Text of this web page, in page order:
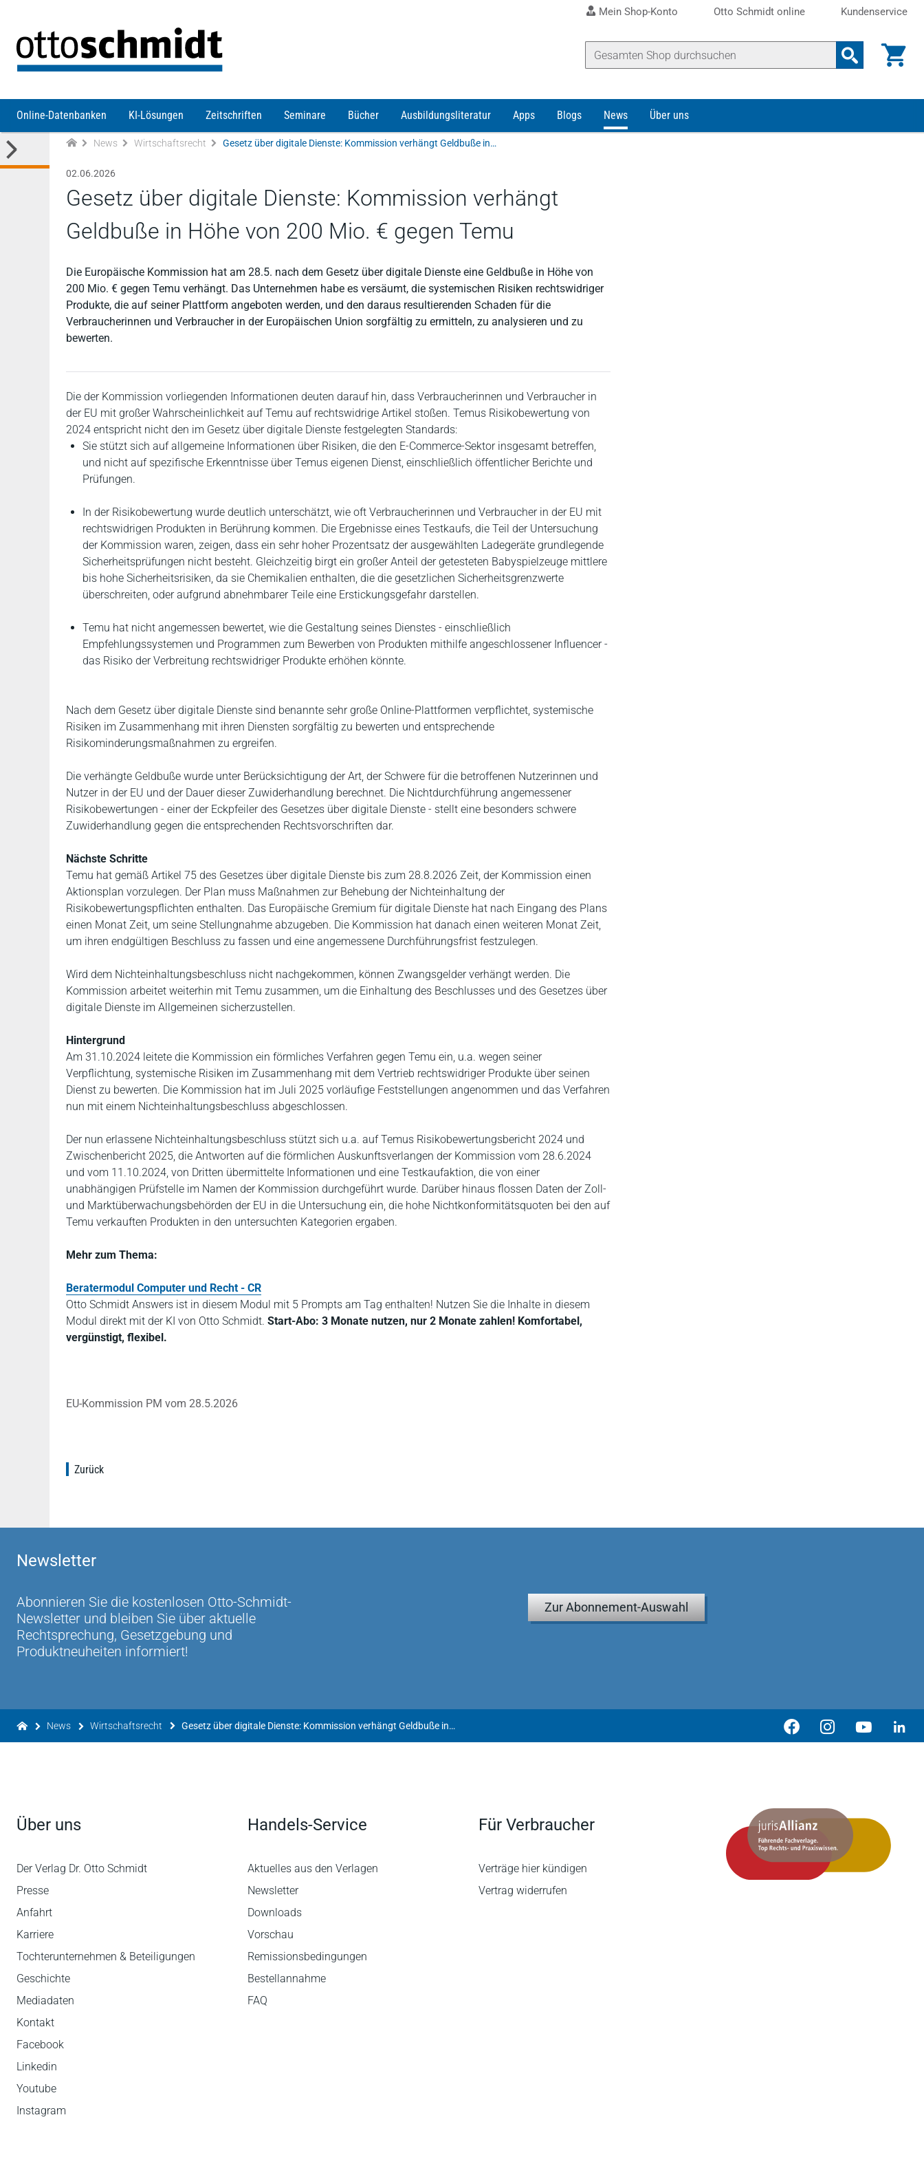
Mein Shop-Konto Otto Schmidt online Kundenservice
Online-Datenbanken KI-Lösungen Zeitschriften Seminare Bücher Ausbildungsliteratur Apps Blogs News Über uns
News Wirtschaftsrecht Gesetz über digitale Dienste: Kommission verhängt Geldbuße in Höhe von 200 Mio. € gegen Temu
02.06.2026
Gesetz über digitale Dienste: Kommission verhängt
Geldbuße in Höhe von 200 Mio. € gegen Temu
Die Europäische Kommission hat am 28.5. nach dem Gesetz über digitale Dienste eine Geldbuße in Höhe von
200 Mio. € gegen Temu verhängt. Das Unternehmen habe es versäumt, die systemischen Risiken rechtswidriger
Produkte, die auf seiner Plattform angeboten werden, und den daraus resultierenden Schaden für die
Verbraucherinnen und Verbraucher in der Europäischen Union sorgfältig zu ermitteln, zu analysieren und zu
bewerten.
Die der Kommission vorliegenden Informationen deuten darauf hin, dass Verbraucherinnen und Verbraucher in
der EU mit großer Wahrscheinlichkeit auf Temu auf rechtswidrige Artikel stoßen. Temus Risikobewertung von
2024 entspricht nicht den im Gesetz über digitale Dienste festgelegten Standards:
Sie stützt sich auf allgemeine Informationen über Risiken, die den E-Commerce-Sektor insgesamt betreffen,
und nicht auf spezifische Erkenntnisse über Temus eigenen Dienst, einschließlich öffentlicher Berichte und
Prüfungen.
In der Risikobewertung wurde deutlich unterschätzt, wie oft Verbraucherinnen und Verbraucher in der EU mit
rechtswidrigen Produkten in Berührung kommen. Die Ergebnisse eines Testkaufs, die Teil der Untersuchung
der Kommission waren, zeigen, dass ein sehr hoher Prozentsatz der ausgewählten Ladegeräte grundlegende
Sicherheitsprüfungen nicht besteht. Gleichzeitig birgt ein großer Anteil der getesteten Babyspielzeuge mittlere
bis hohe Sicherheitsrisiken, da sie Chemikalien enthalten, die die gesetzlichen Sicherheitsgrenzwerte
überschreiten, oder aufgrund abnehmbarer Teile eine Erstickungsgefahr darstellen.
Temu hat nicht angemessen bewertet, wie die Gestaltung seines Dienstes - einschließlich
Empfehlungssystemen und Programmen zum Bewerben von Produkten mithilfe angeschlossener Influencer -
das Risiko der Verbreitung rechtswidriger Produkte erhöhen könnte.
Nach dem Gesetz über digitale Dienste sind benannte sehr große Online-Plattformen verpflichtet, systemische
Risiken im Zusammenhang mit ihren Diensten sorgfältig zu bewerten und entsprechende
Risikominderungsmaßnahmen zu ergreifen.
Die verhängte Geldbuße wurde unter Berücksichtigung der Art, der Schwere für die betroffenen Nutzerinnen und
Nutzer in der EU und der Dauer dieser Zuwiderhandlung berechnet. Die Nichtdurchführung angemessener
Risikobewertungen - einer der Eckpfeiler des Gesetzes über digitale Dienste - stellt eine besonders schwere
Zuwiderhandlung gegen die entsprechenden Rechtsvorschriften dar.
Nächste Schritte
Temu hat gemäß Artikel 75 des Gesetzes über digitale Dienste bis zum 28.8.2026 Zeit, der Kommission einen
Aktionsplan vorzulegen. Der Plan muss Maßnahmen zur Behebung der Nichteinhaltung der
Risikobewertungspflichten enthalten. Das Europäische Gremium für digitale Dienste hat nach Eingang des Plans
einen Monat Zeit, um seine Stellungnahme abzugeben. Die Kommission hat danach einen weiteren Monat Zeit,
um ihren endgültigen Beschluss zu fassen und eine angemessene Durchführungsfrist festzulegen.
Wird dem Nichteinhaltungsbeschluss nicht nachgekommen, können Zwangsgelder verhängt werden. Die
Kommission arbeitet weiterhin mit Temu zusammen, um die Einhaltung des Beschlusses und des Gesetzes über
digitale Dienste im Allgemeinen sicherzustellen.
Hintergrund
Am 31.10.2024 leitete die Kommission ein förmliches Verfahren gegen Temu ein, u.a. wegen seiner
Verpflichtung, systemische Risiken im Zusammenhang mit dem Vertrieb rechtswidriger Produkte über seinen
Dienst zu bewerten. Die Kommission hat im Juli 2025 vorläufige Feststellungen angenommen und das Verfahren
nun mit einem Nichteinhaltungsbeschluss abgeschlossen.
Der nun erlassene Nichteinhaltungsbeschluss stützt sich u.a. auf Temus Risikobewertungsbericht 2024 und
Zwischenbericht 2025, die Antworten auf die förmlichen Auskunftsverlangen der Kommission vom 28.6.2024
und vom 11.10.2024, von Dritten übermittelte Informationen und eine Testkaufaktion, die von einer
unabhängigen Prüfstelle im Namen der Kommission durchgeführt wurde. Darüber hinaus flossen Daten der Zoll-
und Marktüberwachungsbehörden der EU in die Untersuchung ein, die hohe Nichtkonformitätsquoten bei den auf
Temu verkauften Produkten in den untersuchten Kategorien ergaben.
Mehr zum Thema:
Beratermodul Computer und Recht - CR
Otto Schmidt Answers ist in diesem Modul mit 5 Prompts am Tag enthalten! Nutzen Sie die Inhalte in diesem
Modul direkt mit der KI von Otto Schmidt. Start-Abo: 3 Monate nutzen, nur 2 Monate zahlen! Komfortabel,
vergünstigt, flexibel.
EU-Kommission PM vom 28.5.2026
Zurück
Newsletter
Abonnieren Sie die kostenlosen Otto-Schmidt-
Newsletter und bleiben Sie über aktuelle
Rechtsprechung, Gesetzgebung und
Produktneuheiten informiert!
Zur Abonnement-Auswahl
News Wirtschaftsrecht Gesetz über digitale Dienste: Kommission verhängt Geldbuße in Höhe von 200 Mio. € gegen Temu
Über uns
Der Verlag Dr. Otto Schmidt
Presse
Anfahrt
Karriere
Tochterunternehmen & Beteiligungen
Geschichte
Mediadaten
Kontakt
Facebook
Linkedin
Youtube
Instagram
Handels-Service
Aktuelles aus den Verlagen
Newsletter
Downloads
Vorschau
Remissionsbedingungen
Bestellannahme
FAQ
Für Verbraucher
Verträge hier kündigen
Vertrag widerrufen